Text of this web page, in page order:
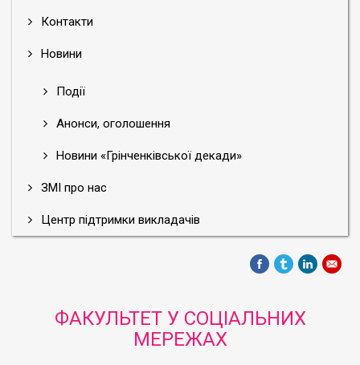
Контакти
Новини
Події
Анонси, оголошення
Новини «Грінченківської декади»
ЗМІ про нас
Центр підтримки викладачів
ФАКУЛЬТЕТ У СОЦІАЛЬНИХ
МЕРЕЖАХ